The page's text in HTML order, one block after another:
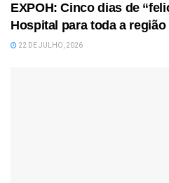
EXPOH: Cinco dias de
Hospital para toda a região
22 DE JULHO, 2026